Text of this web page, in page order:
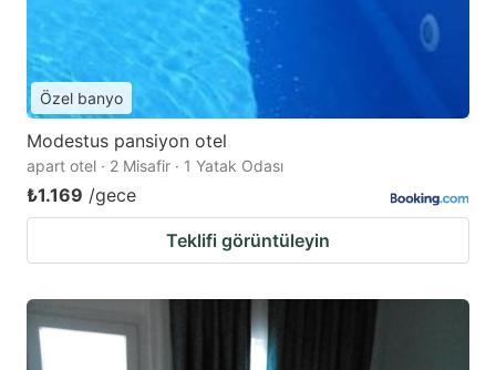
get
the
keyboard
shortcuts
for
changing
keyboard
changing
dates.
Özel banyo
Modestus pansiyon otel
apart otel · 2 Misafir · 1 Yatak Odası
₺1.169 /gece
Teklifi görüntüleyin